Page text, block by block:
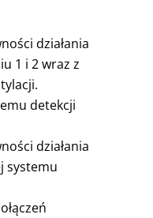
działania
1 i 2 wraz z
detekcji
działania
systemu